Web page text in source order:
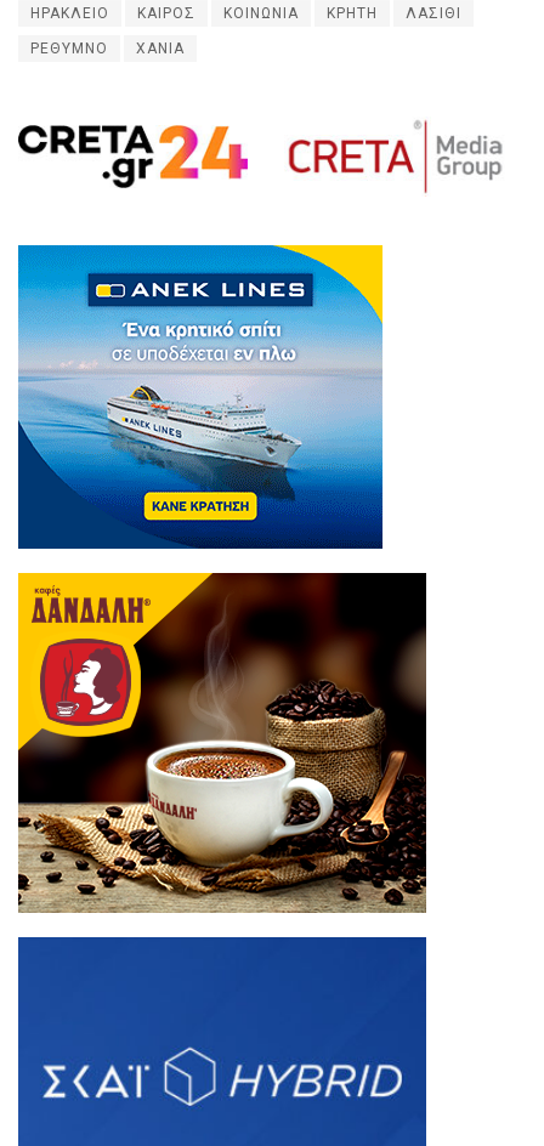
ΗΡΑΚΛΕΙΟ ΚΑΙΡΟΣ ΚΟΙΝΩΝΙΑ ΚΡΗΤΗ ΛΑΣΙΘΙ
ΡΕΘΥΜΝΟ ΧΑΝΙΑ